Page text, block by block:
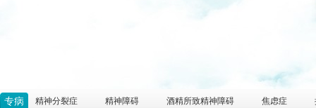
专病
精神分裂症 精神障碍 酒精所致精神障碍 焦虑症